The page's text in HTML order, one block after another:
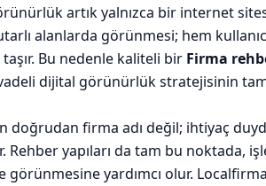
artık yalnızca bir internet
alanlarda görünmesi; hem
Bu nedenle kaliteli bir Firma
dijital görünürlük stratejisinin
doğrudan firma adı değil; ihtiyaç
Rehber yapıları da tam bu noktada,
görünmesine yardımcı olur.